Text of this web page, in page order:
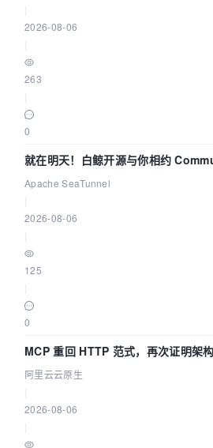
2026-08-06
263
0
就在明天！白鲸开源与你相约
Asia 2026 主题演讲！
Apache SeaTunnel
2026-08-06
125
0
MCP 重回 HTTP 范式，再次证明架
缺资源
阿里云云原生
2026-08-06